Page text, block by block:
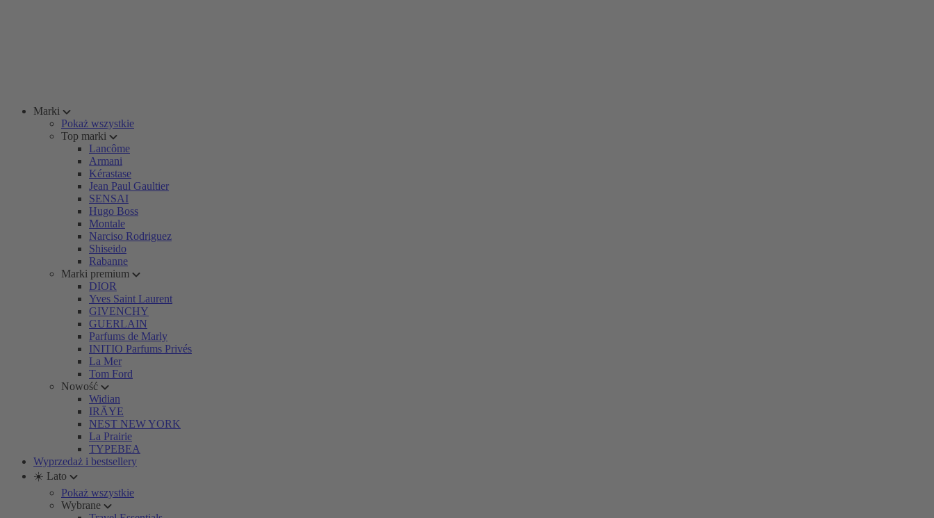
Marki
Pokaż wszystkie
Top marki
Lancôme
Armani
Kérastase
Jean Paul Gaultier
SENSAI
Hugo Boss
Montale
Narciso Rodriguez
Shiseido
Rabanne
Marki premium
DIOR
Yves Saint Laurent
GIVENCHY
GUERLAIN
Parfums de Marly
INITIO Parfums Privés
La Mer
Tom Ford
Nowość
Widian
IRÄYE
NEST NEW YORK
La Prairie
TYPEBEA
Wyprzedaż i bestsellery
☀️ Lato
Pokaż wszystkie
Wybrane